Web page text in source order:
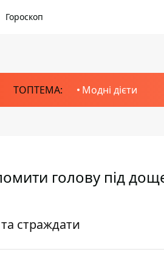
Гороскоп
ТОПТЕМА: Модні дієти
голову під
страждати